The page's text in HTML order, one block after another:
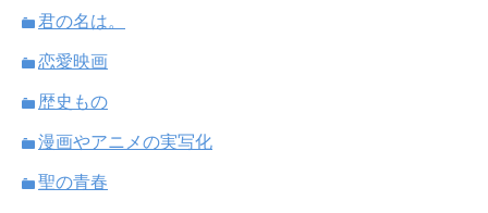
君の名は。
恋愛映画
歴史もの
漫画やアニメの実写化
聖の青春